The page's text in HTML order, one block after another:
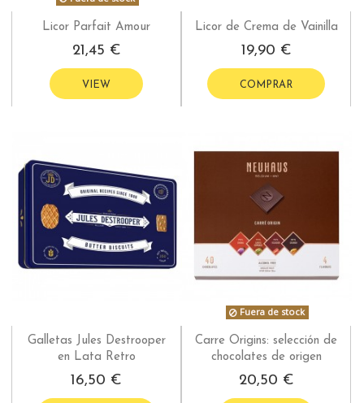
Licor Parfait Amour
21,45 €
VIEW
Licor de Crema de Vainilla
19,90 €
COMPRAR
Galletas Jules Destrooper
en Lata Retro
16,50 €
Fuera de stock
Carre Origins: selección de
chocolates de origen
20,50 €